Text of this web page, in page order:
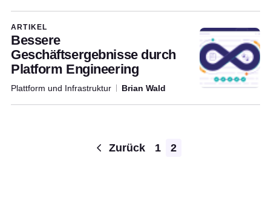
ARTIKEL
Bessere
Geschäftsergebnisse durch
Platform Engineering
Plattform und Infrastruktur Brian Wald
Pagination
Zurück 1 2